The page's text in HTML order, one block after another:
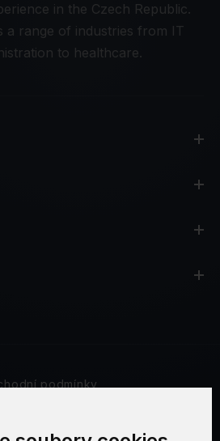
in the Czech Republic.
a range of industries from IT
to healthcare.
podmínky